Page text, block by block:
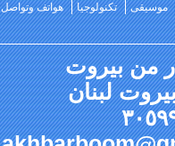
موسيقى تكنولوجيا هواتف وتواصل
من بيروت
لبنان